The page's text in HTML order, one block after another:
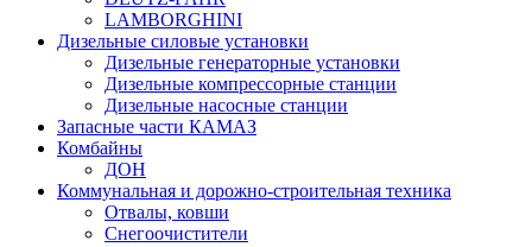
LAMBORGHINI
Дизельные силовые установки
Дизельные генераторные установки
Дизельные компрессорные станции
Дизельные насосные станции
Запасные части КАМАЗ
Комбайны
ДОН
Коммунальная и дорожно-строительная техника
Отвалы, ковши
Снегоочистители